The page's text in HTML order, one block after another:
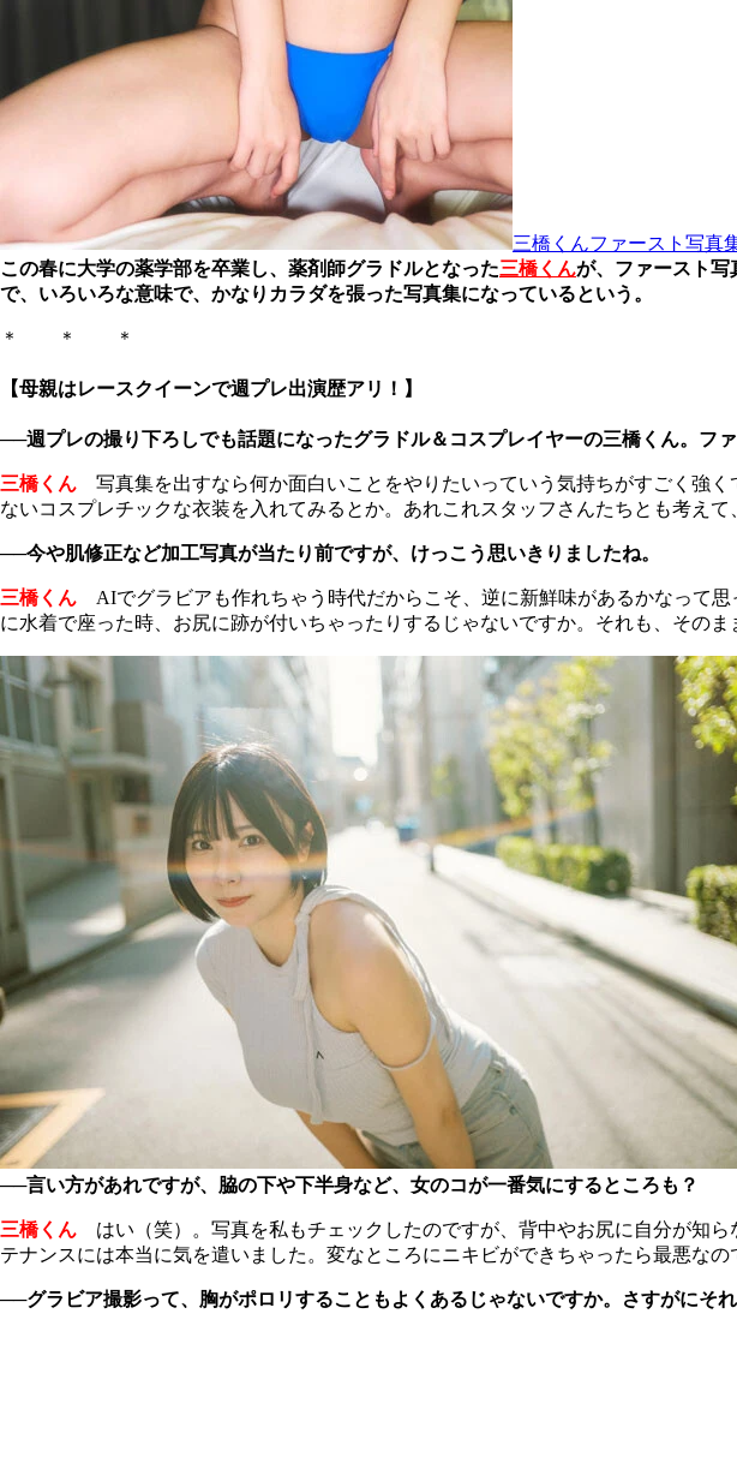
三橋くんファースト写真
この春に大学の薬学部を卒業し、薬剤師グラドルとなった三橋くんが、ファースト写
で、いろいろな意味で、かなりカラダを張った写真集になっているという。
＊ ＊ ＊
【母親はレースクイーンで週プレ出演歴アリ！】
──週プレの撮り下ろしでも話題になったグラドル＆コスプレイヤーの三橋くん。
三橋くん 写真集を出すなら何か面白いことをやりたいっていう気持ちがすごく強
ないコスプレチックな衣装を入れてみるとか。あれこれスタッフさんたちとも考え
──今や肌修正など加工写真が当たり前ですが、けっこう思いきりましたね。
三橋くん AIでグラビアも作れちゃう時代だからこそ、逆に新鮮味があるかなって
に水着で座った時、お尻に跡が付いちゃったりするじゃないですか。それも、そのま
──言い方があれですが、脇の下や下半身など、女のコが一番気にするところも？
三橋くん はい（笑）。写真を私もチェックしたのですが、背中やお尻に自分が知
テナンスには本当に気を遣いました。変なところにニキビができちゃったら最悪なの
──グラビア撮影って、胸がポロリすることもよくあるじゃないですか。さすがにそ